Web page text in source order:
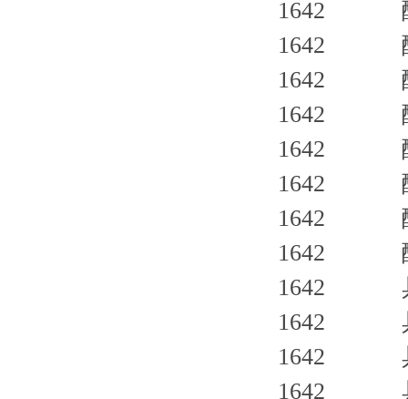
1642 酸
1642 酸
1642 酸
1642 酸
1642 酸
1642 酸
1642 酸
1642 酸
1642 具
1642 具
1642 具
1642 具